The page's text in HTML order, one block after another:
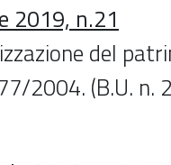
2019, n.21
del
2004. (B.U. n.